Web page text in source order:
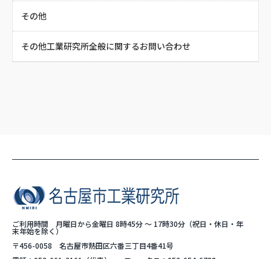
その他
その他工業研究所全般に関するお問い合わせ
ご利用時間 月曜日から金曜日 8時45分 ～ 17時30分（祝日・休日・年
末年始を除く）
〒456-0058 名古屋市熱田区六番三丁目4番41号